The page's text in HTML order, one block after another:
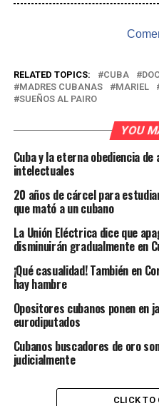
RELATED TOPICS: CUBA
MADRES CUBANAS
MARIEL
SUEÑOS AL PAIRO
YOU
Cuba y la eterna obediencia de
intelectuales
20 años de cárcel para
que mató a un cubano
La Unión Eléctrica dice que
disminuirán gradualmente en
¡Qué casualidad! También en
hay hambre
Opositores cubanos ponen en
eurodiputados
Cubanos buscadores de oro
judicialmente
CLICK TO